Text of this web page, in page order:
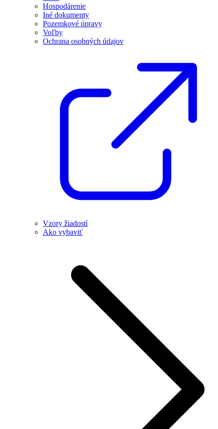
Hospodárenie
Iné dokumenty
Pozemkové úpravy
Voľby
Ochrana osobných údajov
Vzory žiadostí
Ako vybaviť